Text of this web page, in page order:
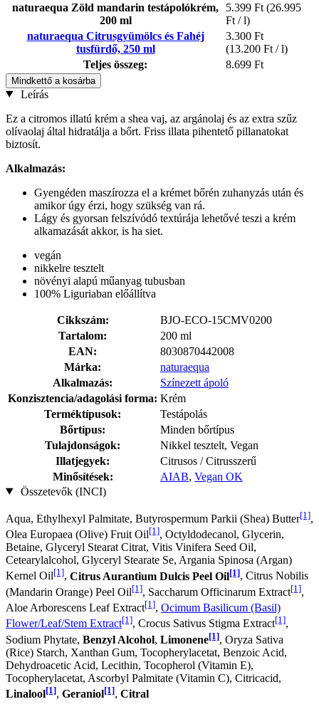
naturaequa Zöld mandarin testápolókrém,
200 ml
5.399 Ft (26.995
Ft / l)
naturaequa Citrusgyümölcs és Fahéj
tusfürdő, 250 ml
3.300 Ft
(13.200 Ft / l)
Teljes összeg:
8.699 Ft
Mindkettő a kosárba
Leírás
Ez a citromos illatú krém a shea vaj, az argánolaj és az extra szűz
olívaolaj által hidratálja a bőrt. Friss illata pihentető pillanatokat
biztosít.
Alkalmazás:
Gyengéden maszírozza el a krémet bőrén zuhanyzás után és
amikor úgy érzi, hogy szükség van rá.
Lágy és gyorsan felszívódó textúrája lehetővé teszi a krém
alkamazását akkor, is ha siet.
vegán
nikkelre tesztelt
növényi alapú műanyag tubusban
100% Liguriaban előállítva
Cikkszám:
BJO-ECO-15CMV0200
Tartalom:
200 ml
EAN:
8030870442008
Márka:
naturaequa
Alkalmazás:
Színezett ápoló
Konzisztencia/adagolási forma: Krém
Terméktípusok:
Testápolás
Bőrtípus:
Minden bőrtípus
Tulajdonságok:
Nikkel tesztelt, Vegan
Illatjegyek:
Citrusos / Citrusszerű
Minősítések:
AIAB, Vegan OK
Összetevők (INCI)
Aqua, Ethylhexyl Palmitate, Butyrospermum Parkii (Shea) Butter[1],
Olea Europaea (Olive) Fruit Oil[1], Octyldodecanol, Glycerin,
Betaine, Glyceryl Stearat Citrat, Vitis Vinifera Seed Oil,
Cetearylalcohol, Glyceryl Stearate Se, Argania Spinosa (Argan)
Kernel Oil[1], Citrus Aurantium Dulcis Peel Oil[1], Citrus Nobilis
(Mandarin Orange) Peel Oil[1], Saccharum Officinarum Extract[1],
Aloe Arborescens Leaf Extract[1], Ocimum Basilicum (Basil)
Flower/Leaf/Stem Extract[1], Crocus Sativus Stigma Extract[1],
Sodium Phytate, Benzyl Alcohol, Limonene[1], Oryza Sativa
(Rice) Starch, Xanthan Gum, Tocopherylacetat, Benzoic Acid,
Dehydroacetic Acid, Lecithin, Tocopherol (Vitamin E),
Tocopherylacetat, Ascorbyl Palmitate (Vitamin C), Citricacid,
Linalool[1], Geraniol[1], Citral